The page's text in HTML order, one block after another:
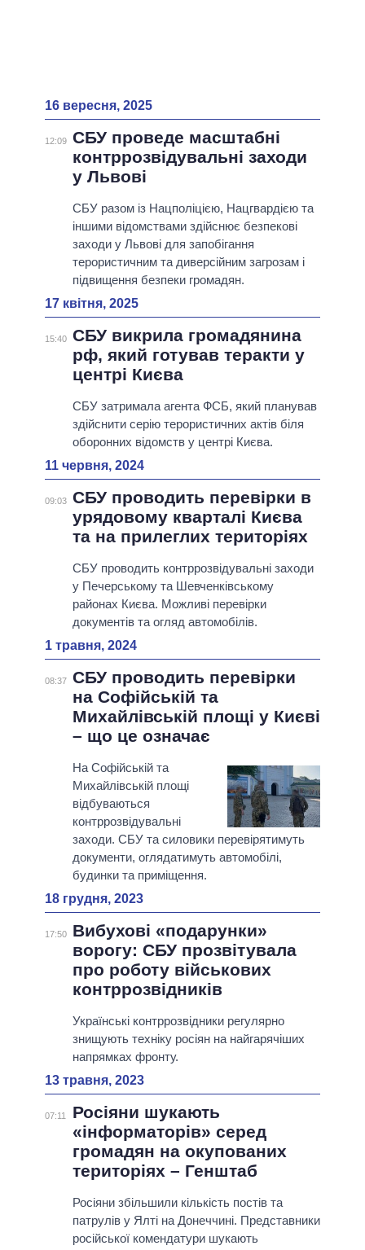
16 вересня, 2025
12:09 СБУ проведе масштабні
контррозвідувальні заходи
у Львові
СБУ разом із Нацполіцією, Нацгвардією та
іншими відомствами здійснює безпекові
заходи у Львові для запобігання
терористичним та диверсійним загрозам і
підвищення безпеки громадян.
17 квітня, 2025
15:40 СБУ викрила громадянина
рф, який готував теракти у
центрі Києва
СБУ затримала агента ФСБ, який планував
здійснити серію терористичних актів біля
оборонних відомств у центрі Києва.
11 червня, 2024
09:03 СБУ проводить перевірки в
урядовому кварталі Києва
та на прилеглих територіях
СБУ проводить контррозвідувальні заходи
у Печерському та Шевченківському
районах Києва. Можливі перевірки
документів та огляд автомобілів.
1 травня, 2024
08:37 СБУ проводить перевірки
на Софійській та
Михайлівській площі у Києві
– що це означає
На Софійській та
Михайлівській площі
відбуваються
контррозвідувальні
заходи. СБУ та силовики перевірятимуть
документи, оглядатимуть автомобілі,
будинки та приміщення.
18 грудня, 2023
17:50
Вибухові «подарунки»
ворогу: СБУ прозвітувала
про роботу військових
контррозвідників
Українські контррозвідники регулярно
знищують техніку росіян на найгарячіших
напрямках фронту.
13 травня, 2023
07:11
Росіяни шукають
«інформаторів» серед
громадян на окупованих
територіях – Генштаб
Росіяни збільшили кількість постів та
патрулів у Ялті на Донеччині. Представники
російської комендатури шукають